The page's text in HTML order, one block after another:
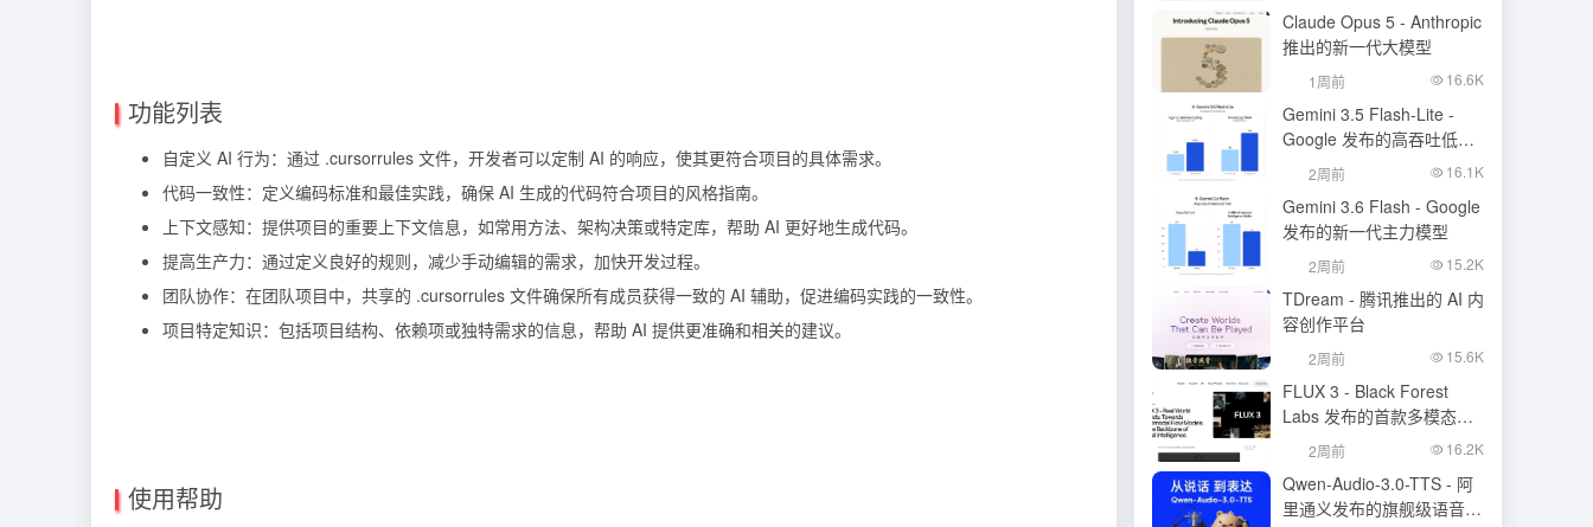
功能列表
自定义 AI 行为：通过 .cursorrules 文件，开发者可以定制 AI 的响应，使其更符合项目的具体需求。
代码一致性：定义编码标准和最佳实践，确保 AI 生成的代码符合项目的风格指南。
上下文感知：提供项目的重要上下文信息，如常用方法、架构决策或特定库，帮助 AI 更好地生成代码。
提高生产力：通过定义良好的规则，减少手动编辑的需求，加快开发过程。
团队协作：在团队项目中，共享的 .cursorrules 文件确保所有成员获得一致的 AI 辅助，促进编码实践的一致性。
项目特定知识：包括项目结构、依赖项或独特需求的信息，帮助 AI 提供更准确和相关的建议。
使用帮助
Claude Opus 5 - Anthropic
推出的新一代大模型
1周前 16.6K
Gemini 3.5 Flash-Lite -
Google 发布的高吞吐低成
本模型
2周前 16.1K
Gemini 3.6 Flash - Google
发布的新一代主力模型
2周前 15.2K
TDream - 腾讯推出的 AI 内
容创作平台
2周前 15.6K
FLUX 3 - Black Forest
Labs 发布的首款多模态基
础模型
2周前 16.2K
Qwen-Audio-3.0-TTS - 阿
里通义发布的旗舰级语音合